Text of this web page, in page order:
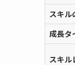
スキル
成長タ
スキル